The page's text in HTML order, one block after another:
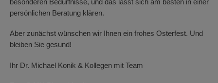
besonderen Bedürfnisse, und das lässt sich am besten in einer
persönlichen Beratung klären.
Aber zunächst wünschen wir Ihnen ein frohes Osterfest. Und
bleiben Sie gesund!
Ihr Dr. Michael Konik & Kollegen mit Team